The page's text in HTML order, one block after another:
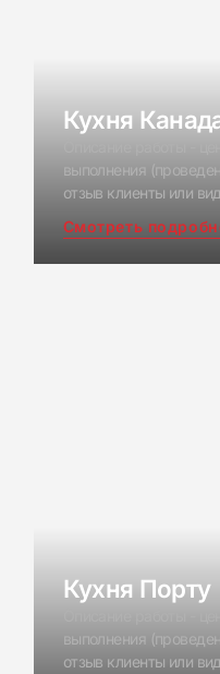
Кухня
выполнения
отзыв клиенты или
Смотреть
Кухня Порту
выполнения
отзыв клиенты или